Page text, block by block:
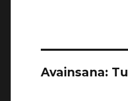
Avainsana: